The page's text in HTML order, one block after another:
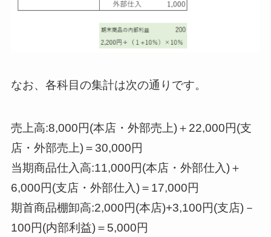
なお、各科目の集計は次の通りです。
売上高:8,000円(本店・外部売上)＋22,000円(支
店・外部売上)＝30,000円
当期商品仕入高:11,000円(本店・外部仕入)＋
6,000円(支店・外部仕入)＝17,000円
期首商品棚卸高:2,000円(本店)+3,100円(支店)－
100円(内部利益)＝5,000円